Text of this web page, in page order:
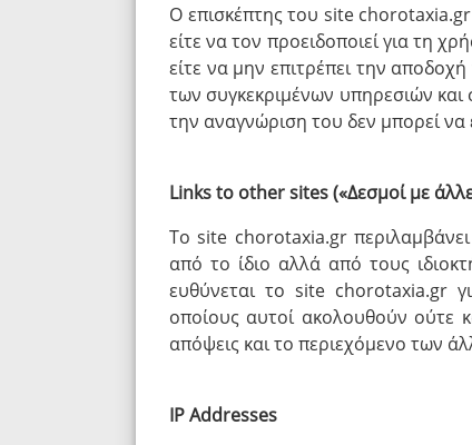
Ο επισκέπτης του site
είτε να τον προειδοποιεί για τη
είτε να μην επιτρέπει την
των συγκεκριμένων υπηρεσιών
την αναγνώριση του δεν μπορεί να
Links to other sites («Δεσμοί με
Το site chorotaxia.gr
από το ίδιο αλλά από τους
ευθύνεται το site chorotaxia.gr
οποίους αυτοί ακολουθούν ούτε
απόψεις και το περιεχόμενο των
IP Addresses